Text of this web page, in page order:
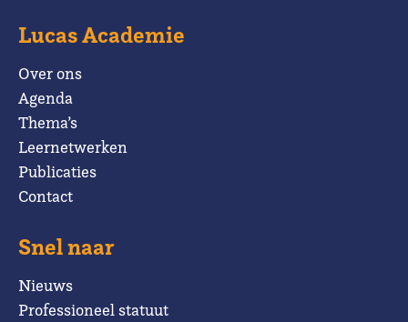
Lucas Academie
Over ons
Agenda
Thema’s
Leernetwerken
Publicaties
Contact
Snel naar
Nieuws
Professioneel statuut